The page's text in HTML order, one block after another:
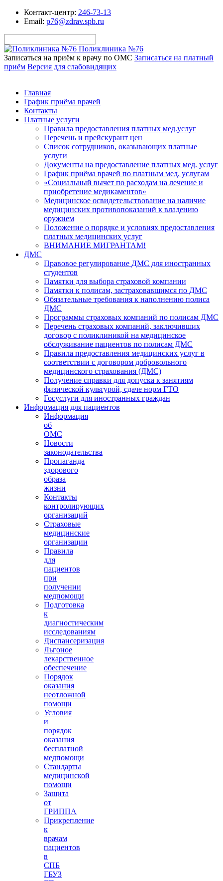
Контакт-центр: 246-73-13
Email: p76@zdrav.spb.ru
Поликлиника №76
Записаться на приём к врачу по ОМС Записаться на платный
приём Версия для слабовидящих
Главная
График приёма врачей
Контакты
Платные услуги
Правила предоставления платных мед.услуг
Перечень и прейскурант цен
Список сотрудников, оказывающих платные
услуги
Документы на предоставление платных мед. услуг
График приёма врачей по платным мед. услугам
«Социальный вычет по расходам на лечение и
приобретение медикаментов»
Медицинское освидетельствование на наличие
медицинских противопоказаний к владению
оружием
Положение о порядке и условиях предоставления
платных медицинских услуг
ВНИМАНИЕ МИГРАНТАМ!
ДМС
Правовое регулирование ДМС для иностранных
студентов
Памятки для выбора страховой компании
Памятки к полисам, застраховавшимся по ДМС
Обязательные требования к наполнению полиса
ДМС
Программы страховых компаний по полисам ДМС
Перечень страховых компаний, заключивших
договор с поликлиникой на медицинское
обслуживание пациентов по полисам ДМС
Правила предоставления медицинских услуг в
соответствии с договором добровольного
медицинского страхования (ДМС)
Получение справки для допуска к занятиям
физической культурой, сдаче норм ГТО
Госуслуги для иностранных граждан
Информация для пациентов
Информация
об
ОМС
Новости
законодательства
Пропаганда
здорового
образа
жизни
Контакты
контролирующих
организаций
Страховые
медицинские
организации
Правила
для
пациентов
при
получении
медпомощи
Подготовка
к
диагностическим
исследованиям
Диспансеризация
Льгоное
лекарственное
обеспечение
Порядок
оказания
неотложной
помощи
Условия
и
порядок
оказания
бесплатной
медпомощи
Стандарты
медицинской
помощи
Защита
от
ГРИППА
Прикрепление
к
врачам
пациентов
в
СПБ
ГБУЗ